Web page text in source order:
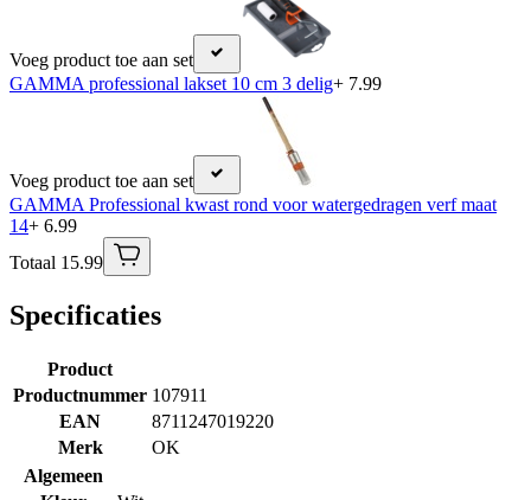
Voeg product toe aan set
GAMMA professional lakset 10 cm 3 delig+ 7.99
Voeg product toe aan set
GAMMA Professional kwast rond voor watergedragen verf maat
14+ 6.99
Totaal 15.99
Specificaties
Product
Productnummer 107911
EAN
8711247019220
Merk
OK
Algemeen